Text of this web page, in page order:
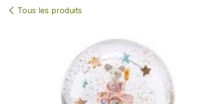
Tous les produits